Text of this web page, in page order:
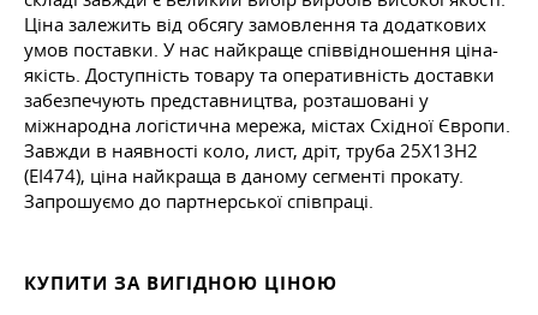
Ціна залежить від обсягу замовлення та додаткових
умов поставки. У нас найкраще співвідношення ціна-
якість. Доступність товару та оперативність доставки
забезпечують представництва, розташовані у
міжнародна логістична мережа, містах Східної Європи.
Завжди в наявності коло, лист, дріт, труба 25Х13Н2
(ЕІ474), ціна найкраща в даному сегменті прокату.
Запрошуємо до партнерської співпраці.
КУПИТИ ЗА ВИГІДНОЮ ЦІНОЮ